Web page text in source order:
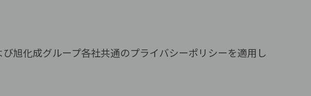
旭化成グループ各社共通のプライバシーポリシーを適用し